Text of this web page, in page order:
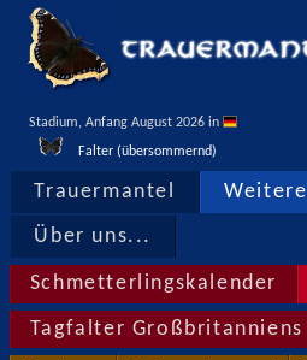
Stadium, Anfang August 2026 in
Falter (übersommernd)
Trauermantel
Über uns...
Schmetterlingskalender
Tagfalter Großbritanniens